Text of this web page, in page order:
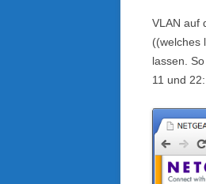
VLAN auf
((welches
lassen.
11 und 22: